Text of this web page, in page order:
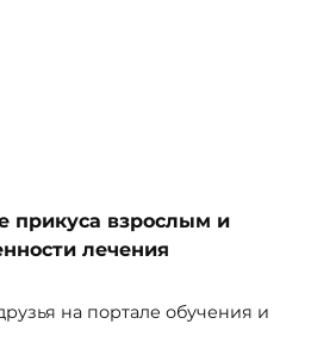
прикуса взрослым и
лечения
на портале обучения и